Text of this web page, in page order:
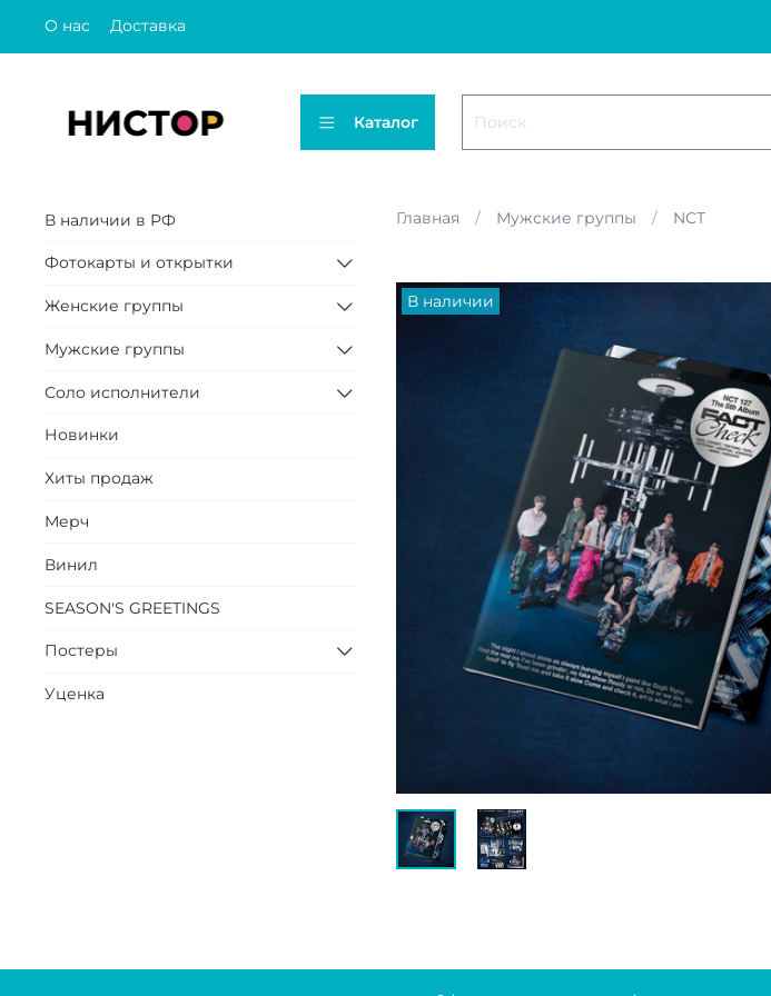
О нас Доставка
Каталог
Главная Мужские группы NCT
В наличии
В наличии в РФ
Фотокарты и открытки
Женские группы
Мужские группы
Соло исполнители
Новинки
Хиты продаж
Мерч
Винил
SEASON'S GREETINGS
Постеры
Уценка